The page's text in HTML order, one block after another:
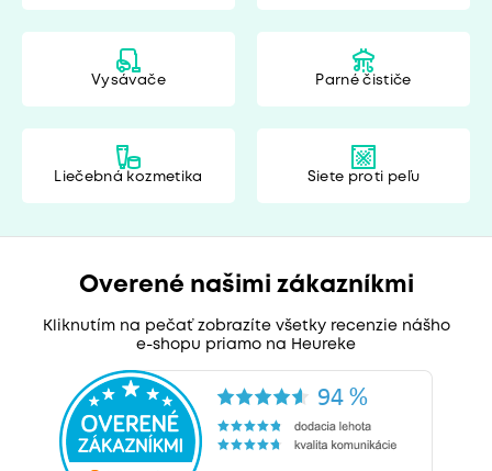
Vysávače Parné čističe
Liečebná kozmetika Siete proti peľu
Overené našimi zákazníkmi
Kliknutím na pečať zobrazíte všetky recenzie nášho
e-shopu priamo na Heureke